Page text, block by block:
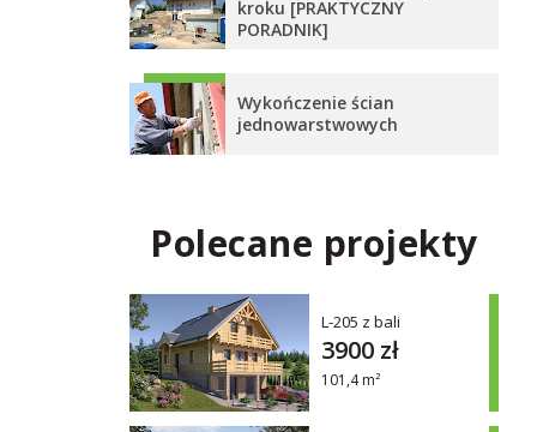
kroku [PRAKTYCZNY
PORADNIK]
Wykończenie ścian
jednowarstwowych
Polecane projekty
L-205 z bali
101,4 m²
3900 zł